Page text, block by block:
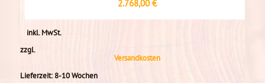
2.768,00€
inkl. MwSt.
zzgl.
Versandkosten
Lieferzeit:8-10 Wochen